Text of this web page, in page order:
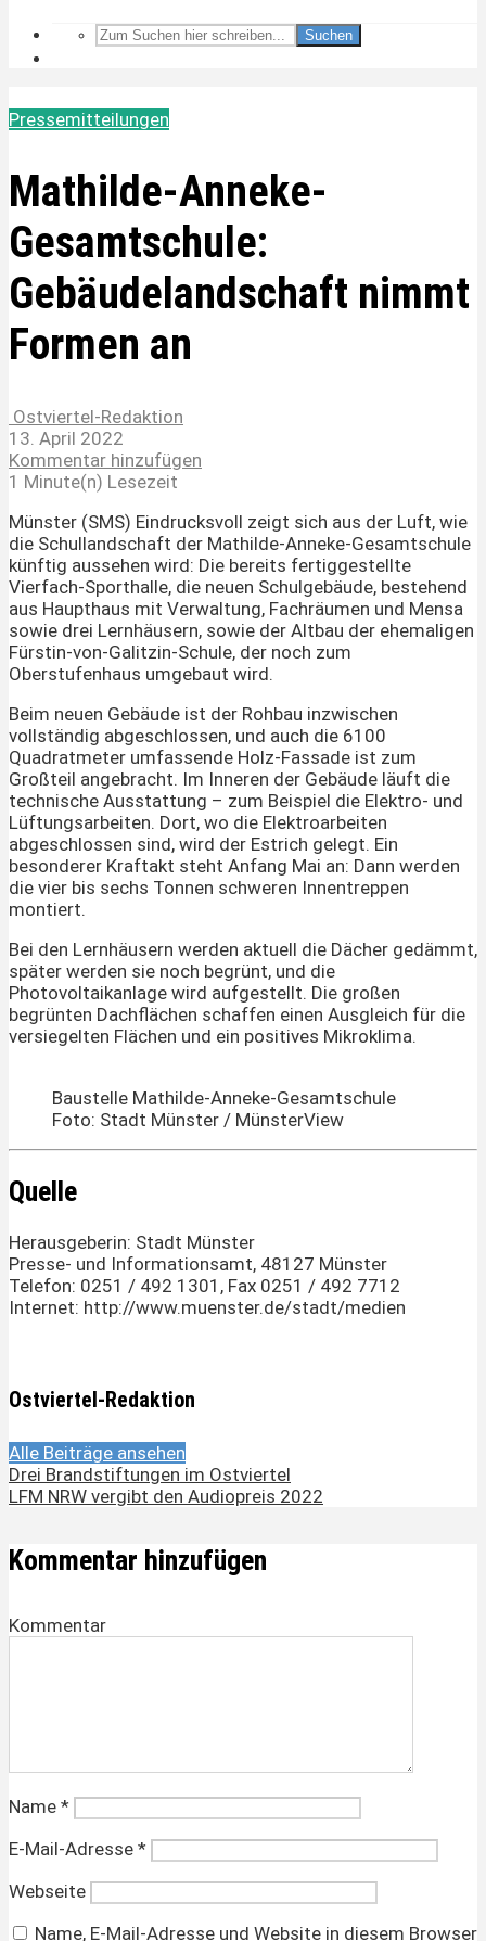
Suchen
Pressemitteilungen
Mathilde-Anneke-
Gesamtschule:
Gebäudelandschaft nimmt
Formen an
Ostviertel-Redaktion
13. April 2022
Kommentar hinzufügen
1 Minute(n) Lesezeit
Münster (SMS) Eindrucksvoll zeigt sich aus der Luft, wie
die Schullandschaft der Mathilde-Anneke-Gesamtschule
künftig aussehen wird: Die bereits fertiggestellte
Vierfach-Sporthalle, die neuen Schulgebäude, bestehend
aus Haupthaus mit Verwaltung, Fachräumen und Mensa
sowie drei Lernhäusern, sowie der Altbau der ehemaligen
Fürstin-von-Galitzin-Schule, der noch zum
Oberstufenhaus umgebaut wird.
Beim neuen Gebäude ist der Rohbau inzwischen
vollständig abgeschlossen, und auch die 6100
Quadratmeter umfassende Holz-Fassade ist zum
Großteil angebracht. Im Inneren der Gebäude läuft die
technische Ausstattung – zum Beispiel die Elektro- und
Lüftungsarbeiten. Dort, wo die Elektroarbeiten
abgeschlossen sind, wird der Estrich gelegt. Ein
besonderer Kraftakt steht Anfang Mai an: Dann werden
die vier bis sechs Tonnen schweren Innentreppen
montiert.
Bei den Lernhäusern werden aktuell die Dächer gedämmt,
später werden sie noch begrünt, und die
Photovoltaikanlage wird aufgestellt. Die großen
begrünten Dachflächen schaffen einen Ausgleich für die
versiegelten Flächen und ein positives Mikroklima.
Baustelle Mathilde-Anneke-Gesamtschule
Foto: Stadt Münster / MünsterView
Quelle
Herausgeberin: Stadt Münster
Presse- und Informationsamt, 48127 Münster
Telefon: 0251 / 492 1301, Fax 0251 / 492 7712
Internet: http://www.muenster.de/stadt/medien
Ostviertel-Redaktion
Alle Beiträge ansehen
Drei Brandstiftungen im Ostviertel
LFM NRW vergibt den Audiopreis 2022
Kommentar hinzufügen
Kommentar
Name *
E-Mail-Adresse *
Webseite
Name, E-Mail-Adresse und Website in diesem Browser